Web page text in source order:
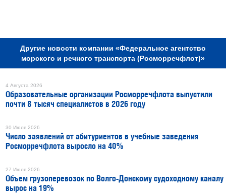
Другие новости компании «Федеральное агентство
морского и речного транспорта (Росморречфлот)»
4 Августа 2026
Образовательные организации Росморречфлота выпустили
почти 8 тысяч специалистов в 2026 году
30 Июля 2026
Число заявлений от абитуриентов в учебные заведения
Росморречфлота выросло на 40%
27 Июля 2026
Объем грузоперевозок по Волго-Донскому судоходному каналу
вырос на 19%